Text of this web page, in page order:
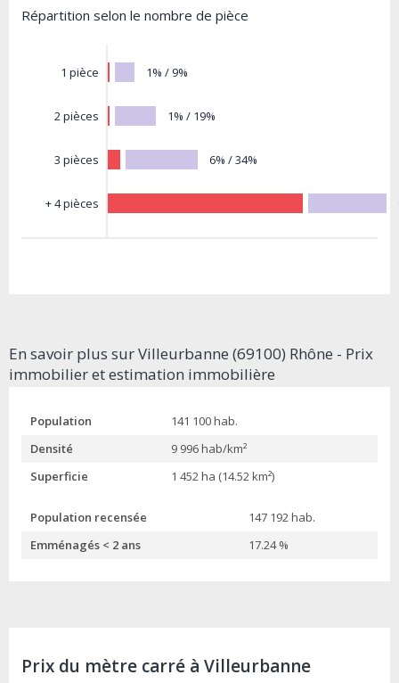
Répartition selon le nombre de pièce
1 pièce
2 pièces
3 pièces
+ 4 pièces
1% / 9%
1% / 19%
6% / 34%
En savoir plus sur Villeurbanne (69100) Rhône - Prix
immobilier et estimation immobilière
Population
141 100 hab.
Densité
9 996 hab/km²
Superficie
1 452 ha (14.52 km²)
Population recensée
147 192 hab.
Emménagés < 2 ans
17.24 %
Prix du mètre carré à Villeurbanne